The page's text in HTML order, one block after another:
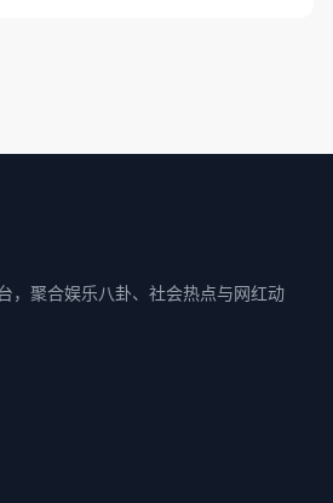
，聚合娱乐八卦、社会热点与网红动